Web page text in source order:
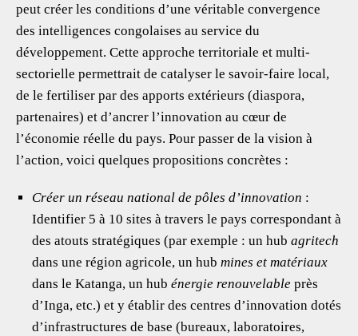
peut créer les conditions d’une véritable convergence
des intelligences congolaises au service du
développement. Cette approche territoriale et multi-
sectorielle permettrait de catalyser le savoir-faire local,
de le fertiliser par des apports extérieurs (diaspora,
partenaires) et d’ancrer l’innovation au cœur de
l’économie réelle du pays. Pour passer de la vision à
l’action, voici quelques propositions concrètes :
Créer un réseau national de pôles d’innovation :
Identifier 5 à 10 sites à travers le pays correspondant à
des atouts stratégiques (par exemple : un hub agritech
dans une région agricole, un hub mines et matériaux
dans le Katanga, un hub énergie renouvelable près
d’Inga, etc.) et y établir des centres d’innovation dotés
d’infrastructures de base (bureaux, laboratoires,